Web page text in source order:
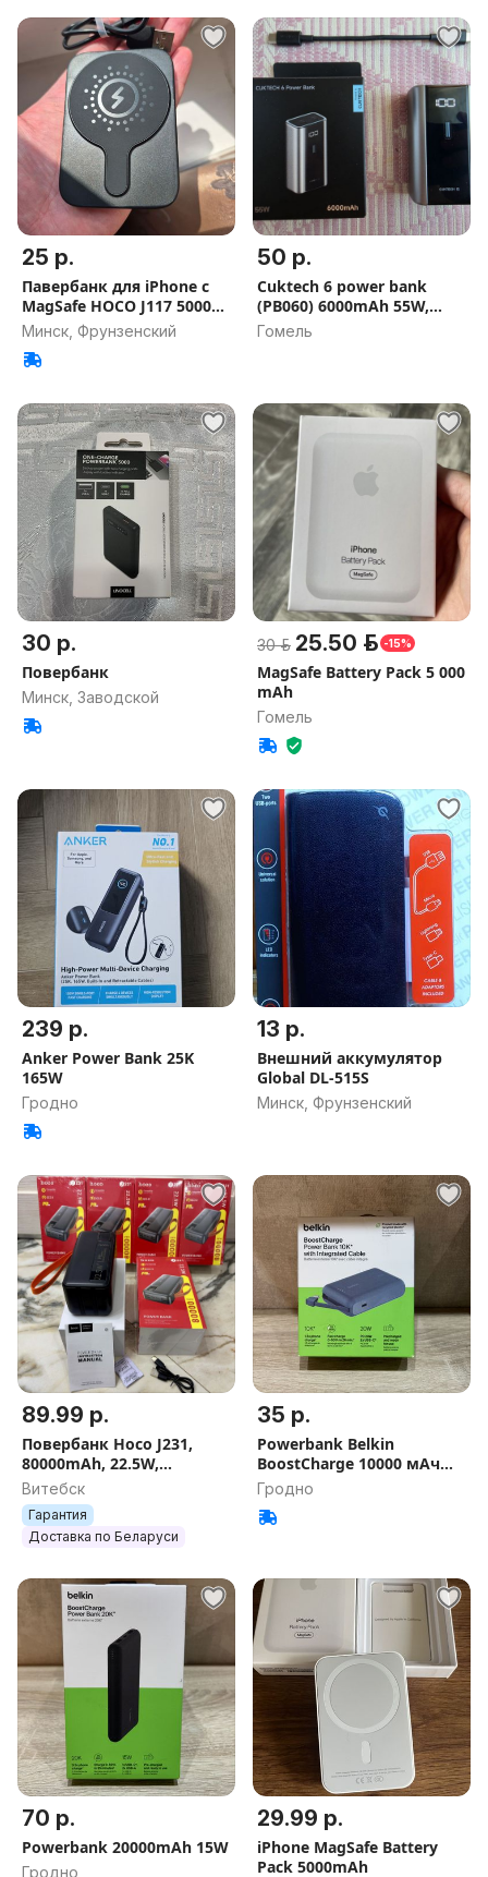
25 р.
Павербанк для iPhone с
MagSafe HOCO J117 5000
mAh
Минск, Фрунзенский
50 р.
Cuktech 6 power bank
(PB060) 6000mAh 55W,
серый
Гомель
30 р.
Повербанк
Минск, Заводской
30 р. 25.50 р. -15%
MagSafe Battery Pack 5 000
mAh
Гомель
239 р.
Anker Power Bank 25K
165W
Гродно
13 р.
Внешний аккумулятор
Global DL-515S
Минск, Фрунзенский
89.99 р.
Повербанк Hoco J231,
80000mAh, 22.5W,
разъемы USB, Lightning и
Type-C, черный
Витебск
Гарантия
Доставка по Беларуси
35 р.
Powerbank Belkin
BoostCharge 10000 мАч
20W USB-C
Гродно
70 р.
Powerbank 20000mAh 15W
Гродно
29.99 р.
iPhone MagSafe Battery
Pack 5000mAh